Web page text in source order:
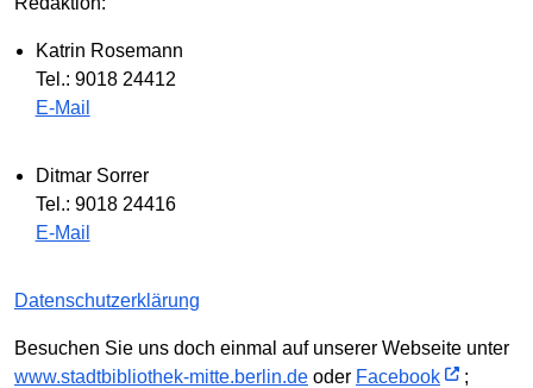
Katrin Rosemann
Tel.: 9018 24412
E-Mail
Ditmar Sorrer
Tel.: 9018 24416
E-Mail
Datenschutzerklärung
Besuchen Sie uns doch einmal auf unserer Webseite unter
www.stadtbibliothek-mitte.berlin.de oder Facebook
;